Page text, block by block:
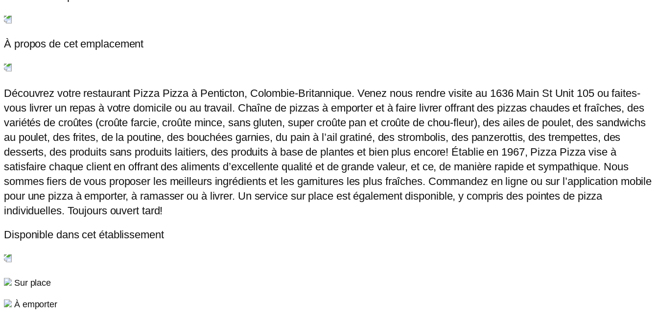
À propos de cet emplacement
Découvrez votre restaurant Pizza Pizza à Penticton, Colombie-Britannique. Venez nous rendre visite au 1636 Main St Unit 105 ou faites-
vous livrer un repas à votre domicile ou au travail. Chaîne de pizzas à emporter et à faire livrer offrant des pizzas chaudes et fraîches, des
variétés de croûtes (croûte farcie, croûte mince, sans gluten, super croûte pan et croûte de chou-fleur), des ailes de poulet, des sandwichs
au poulet, des frites, de la poutine, des bouchées garnies, du pain à l’ail gratiné, des strombolis, des panzerottis, des trempettes, des
desserts, des produits sans produits laitiers, des produits à base de plantes et bien plus encore! Établie en 1967, Pizza Pizza vise à
satisfaire chaque client en offrant des aliments d’excellente qualité et de grande valeur, et ce, de manière rapide et sympathique. Nous
sommes fiers de vous proposer les meilleurs ingrédients et les garnitures les plus fraîches. Commandez en ligne ou sur l’application mobile
pour une pizza à emporter, à ramasser ou à livrer. Un service sur place est également disponible, y compris des pointes de pizza
individuelles. Toujours ouvert tard!
Disponible dans cet établissement
Sur place
À emporter